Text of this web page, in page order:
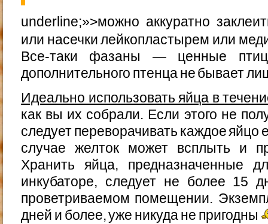
underline;»>можно аккуратно
или насечки лейкопластырем или
Все-таки фазаны — ценные
дополнительного птенца не бывает
Идеально использовать яйца в
как вы их собрали. Если этого не
следует переворачивать каждое яйцо
случае желток может всплыть и
Хранить яйца, предназначенные
инкубаторе, следует не более 15
проветриваемом помещении.
дней и более, уже никуда не пригодны